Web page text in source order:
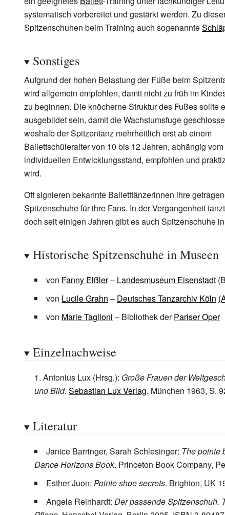
systematisch vorbereitet und gestärkt werden. Zu
Spitzenschuhen beim Training auch sogenannte
Sonstiges
Aufgrund der hohen Belastung der Füße beim
wird allgemein empfohlen, damit nicht zu früh im
zu beginnen. Die knöcherne Struktur des Fußes sollte
ausgebildet sein, damit die Wachstumsfuge
weshalb der Spitzentanz mehrheitlich erst ab einem
Ballettschüleralter von 10 bis 12 Jahren, abhängig vom
individuellen Entwicklungsstand, empfohlen und
wird.
Oft signieren bekannte Balletttänzerinnen ihre
Spitzenschuhe für ihre Fans. In der Vergangenheit
doch seit einigen Jahren gibt es auch Spitzenschuhe
Historische Spitzenschuhe in Museen
von Fanny Elßler– Landesmuseum Eisenstadt
von Lucile Grahn – Deutsches Tanzarchiv Köln
von Marie Taglioni – Bibliothek derPariser Oper
Einzelnachweise
Antonius Lux (Hrsg.): Große Frauen der
und Bild. Sebastian Lux Verlag, München 1963, S.
Literatur
Janice Barringer, Sarah Schlesinger: The pointe
Dance Horizons Book. Princeton Book Company,
Esther Juon: Pointe shoe secrets. Brighton, UK
Angela Reinhardt: Der passende Spitzenschuh.